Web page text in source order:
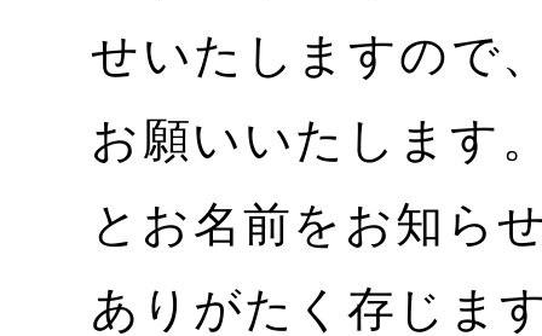
せいたしますので
お願いいたします
とお名前をお知ら
ありがたく存じま